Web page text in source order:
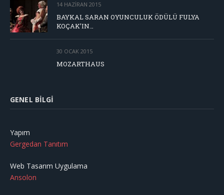
14 HAZIRAN 2015
BAYKAL SARAN OYUNCULUK ÖDÜLÜ FULYA
KOÇAK’IN…
30 OCAK 2015
MOZARTHAUS
GENEL BILGI
Yapım
Gergedan Tanıtım
Web Tasarım Uygulama
Ansolon